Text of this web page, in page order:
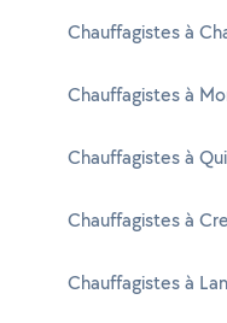
Chauffagistes à
Chauffagistes à
Chauffagistes à
Chauffagistes à
Chauffagistes à